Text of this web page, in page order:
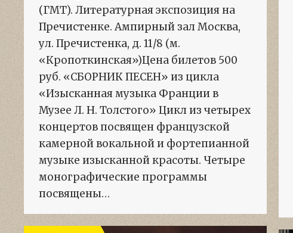
(ГМТ). Литературная экспозиция на
Пречистенке. Ампирный зал Москва,
ул. Пречистенка, д. 11/8 (м.
«Кропоткинская»)Цена билетов 500
руб. «СБОРНИК ПЕСЕН» из цикла
«Изысканная музыка Франции в
Музее Л. Н. Толстого» Цикл из четырех
концертов посвящен французской
камерной вокальной и фортепианной
музыке изысканной красоты. Четыре
монографические программы
посвящены…